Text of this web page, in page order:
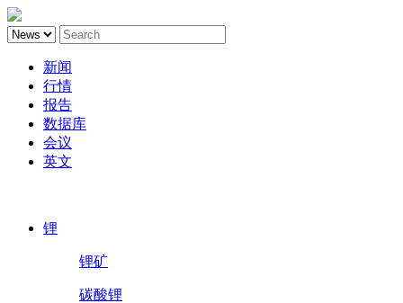
新闻
行情
报告
数据库
会议
英文
锂
锂矿
碳酸锂